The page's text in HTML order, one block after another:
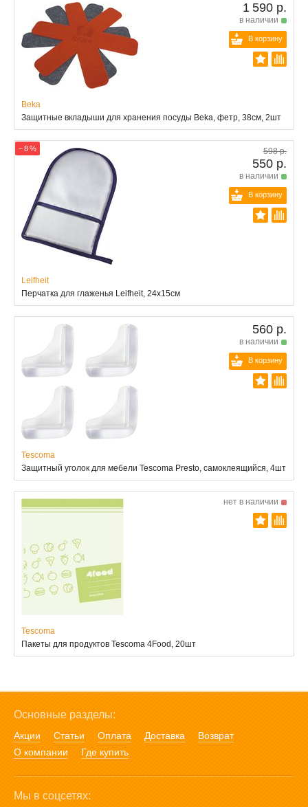
1 590 р.
в наличии
В корзину
Beka
Защитные вкладыши для хранения посуды Beka, фетр, 38см, 2шт
− 8 % 598 р.
550 р.
в наличии
В корзину
Leifheit
Перчатка для глаженья Leifheit, 24х15см
560 р.
в наличии
В корзину
Tescoma
Защитный уголок для мебели Tescoma Presto, самоклеящийся, 4шт
нет в наличии
Tescoma
Пакеты для продуктов Tescoma 4Food, 20шт
Основные разделы:
Акции Статьи Оплата Доставка
Возврат
О компании
Где купить
Мы в соцсетях: